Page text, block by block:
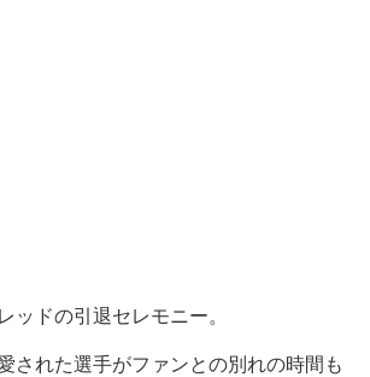
ッドの引退セレモニー。
された選手がファンとの別れの時間も